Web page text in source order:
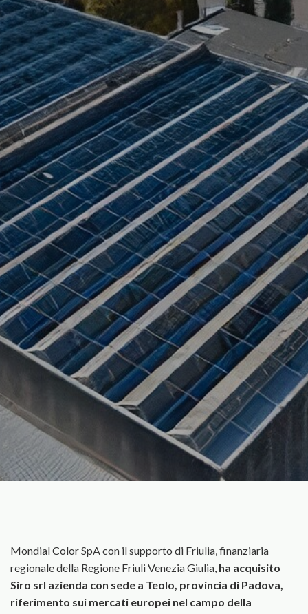
Mondial Color SpA con il supporto di Friulia, finanziaria
regionale della Regione Friuli Venezia Giulia, ha acquisito
Siro srl azienda con sede a Teolo, provincia di Padova,
riferimento sui mercati europei nel campo della